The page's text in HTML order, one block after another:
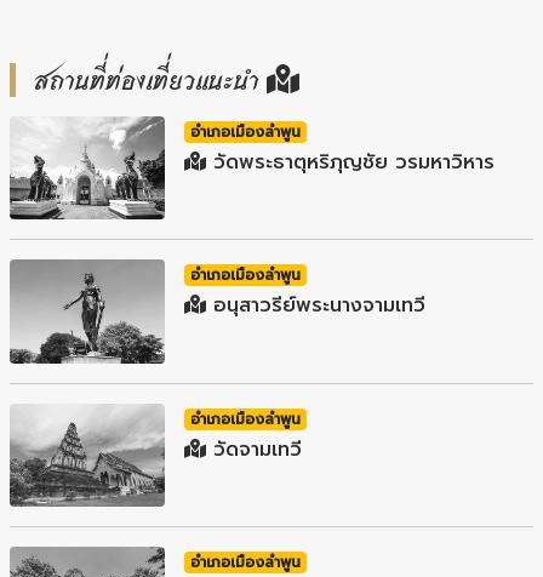
สถานที่ท่องเที่ยวแนะนำ
อำเภอเมืองลำพูน
วัดพระธาตุหริภุญชัย วรมหาวิหาร
อำเภอเมืองลำพูน
อนุสาวรีย์พระนางจามเทวี
อำเภอเมืองลำพูน
วัดจามเทวี
อำเภอเมืองลำพูน